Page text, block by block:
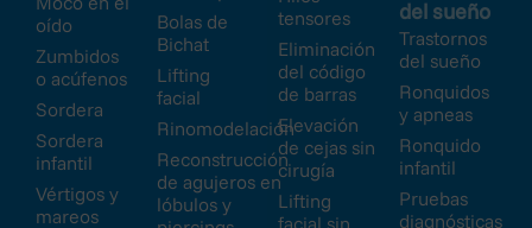
oído
Zumbidos
o acúfenos
Sordera
Sordera
infantil
Vértigos y
mareos
Bolas de
Bichat
Lifting
facial
Rinomodelación
Reconstrucción
de agujeros en
lóbulos y
tensores
Eliminación
del código
de barras
Elevación
de cejas sin
cirugía
Lifting
del sueño
Trastornos
del sueño
Ronquidos
y apneas
Ronquido
infantil
Pruebas
diagnósticas